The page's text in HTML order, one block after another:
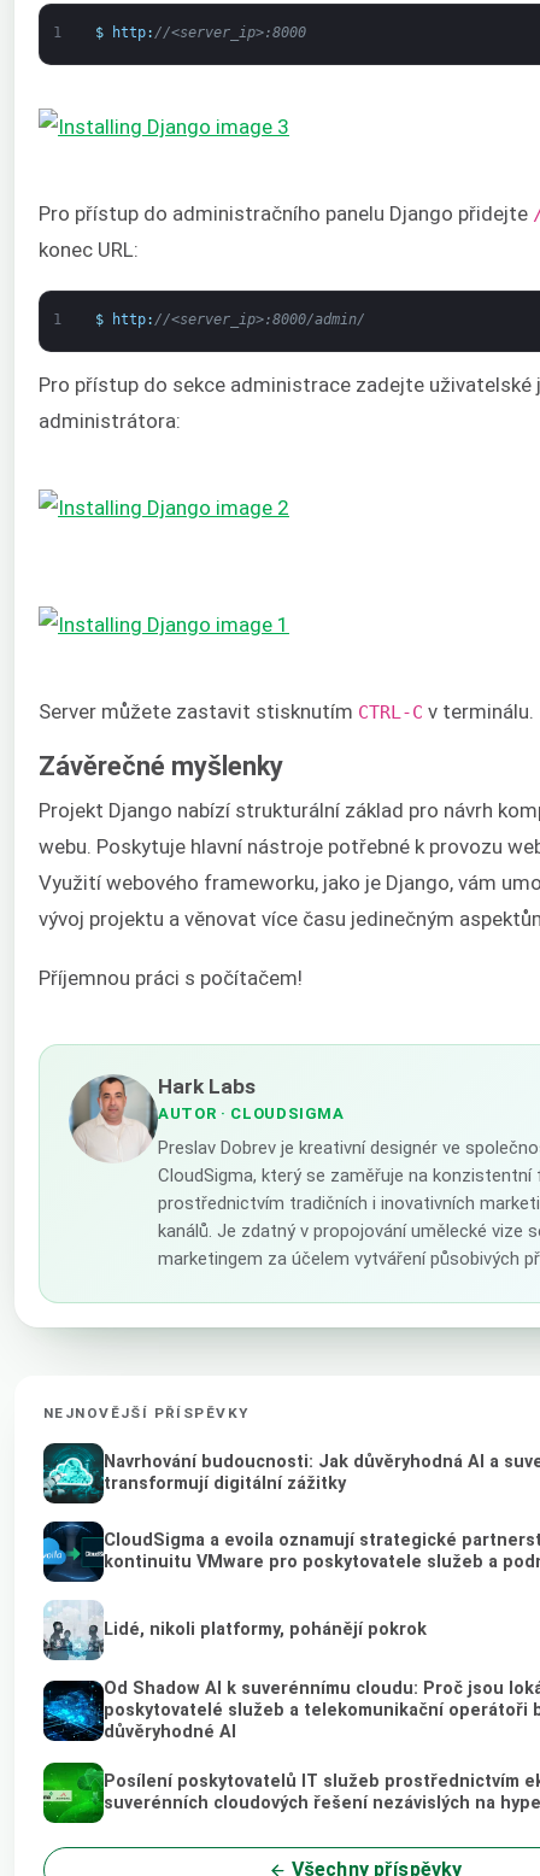
1 $ http: //<server_ip>:8000
Pro přístup do administračního panelu Django přidejte
konec URL:
1 $ http: //<server_ip>:8000/admin/
Pro přístup do sekce administrace zadejte uživatelské
administrátora:
Server můžete zastavit stisknutím CTRL-C v terminálu.
Závěrečné myšlenky
Projekt Django nabízí strukturální základ pro návrh
webu. Poskytuje hlavní nástroje potřebné k provozu
Využití webového frameworku, jako je Django, vám
vývoj projektu a věnovat více času jedinečným
Příjemnou práci s počítačem!
Hark Labs
AUTOR · CLOUDSIGMA
Preslav Dobrev je kreativní designér ve
CloudSigma, který se zaměřuje na
prostřednictvím tradičních i inovativních
kanálů. Je zdatný v propojování umělecké vize
marketingem za účelem vytváření působivých
NEJNOVĚJŠÍ PŘÍSPĚVKY
Navrhování budoucnosti: Jak důvěryhodná AI a
transformují digitální zážitky
CloudSigma a evoila oznamují strategické
kontinuitu VMware pro poskytovatele služeb a
Lidé, nikoli platformy, pohánějí pokrok
Od Shadow AI k suverénnímu cloudu: Proč jsou
poskytovatelé služeb a telekomunikační operátoři
důvěryhodné AI
Posílení poskytovatelů IT služeb prostřednictvím
suverénních cloudových řešení nezávislých na
Všechny příspěvky